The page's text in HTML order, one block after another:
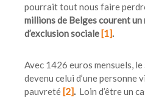
pourrait tout nous faire
millions de Belges courent
d’exclusion sociale[1].
Avec 1426 euros mensuels,
devenu celui d’une personne
pauvreté[2]. Loin d’être un